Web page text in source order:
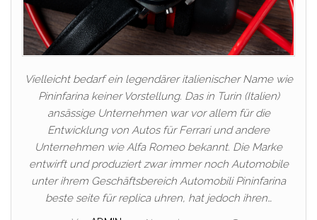
Vielleicht bedarf ein legendärer italienischer Name wie
Pininfarina keiner Vorstellung. Das in Turin (Italien)
ansässige Unternehmen war vor allem für die
Entwicklung von Autos für Ferrari und andere
Unternehmen wie Alfa Romeo bekannt. Die Marke
entwirft und produziert zwar immer noch Automobile
unter ihrem Geschäftsbereich Automobili Pininfarina
beste seite für replica uhren, hat jedoch ihren…